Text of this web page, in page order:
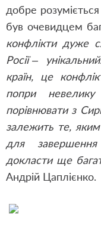
добре
був очевидцем
конфлікти дуже
Росії –
країн, це
попри
порівнювати з
залежить те,
для
докласти ще
Андрій Цаплієнко.